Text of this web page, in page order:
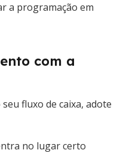
a programação em
com a
fluxo de caixa, adote
no lugar certo